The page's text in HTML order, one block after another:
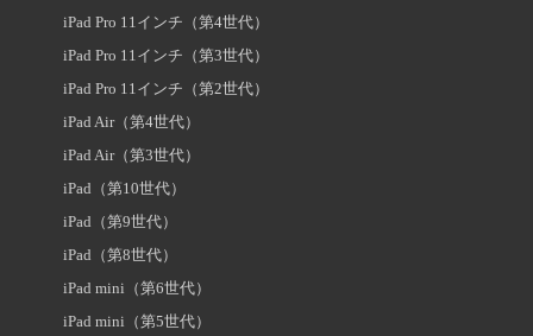
iPad Pro 11インチ（第4世代）
iPad Pro 11インチ（第3世代）
iPad Pro 11インチ（第2世代）
iPad Air（第4世代）
iPad Air（第3世代）
iPad（第10世代）
iPad（第9世代）
iPad（第8世代）
iPad mini（第6世代）
iPad mini（第5世代）